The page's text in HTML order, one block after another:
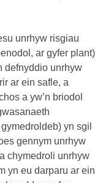
unrhyw risgiau
ar gyfer plant)
defnyddio unrhyw
ar ein safle, a
a yw’n briodol
yn sgil
gennym unrhyw
chymedroli unrhyw
yn eu darparu ar ein